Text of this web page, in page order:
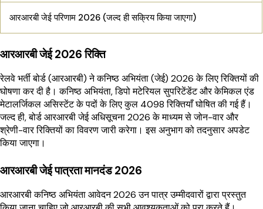
आरआरबी जेई परिणाम 2026 (जल्द ही सक्रिय किया जाएगा)
आरआरबी जेई 2026 रिक्ति
रेलवे भर्ती बोर्ड (आरआरबी) ने कनिष्ठ अभियंता (जेई) 2026 के लिए रिक्तियों की
घोषणा कर दी है। कनिष्ठ अभियंता, डिपो मटेरियल सुपरिटेंडेंट और केमिकल एंड
मेटालर्जिकल असिस्टेंट के पदों के लिए कुल 4098 रिक्तियाँ घोषित की गई हैं।
जल्द ही, बोर्ड आरआरबी जेई अधिसूचना 2026 के माध्यम से जोन-वार और
श्रेणी-वार रिक्तियों का विवरण जारी करेगा। इस अनुभाग को तदनुसार अपडेट
किया जाएगा।
आरआरबी जेई पात्रता मानदंड 2026
आरआरबी कनिष्ठ अभियंता आवेदन 2026 उन पात्र उम्मीदवारों द्वारा प्रस्तुत